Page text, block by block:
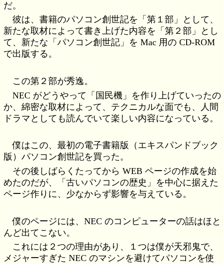
だ。
彼は、書籍のパソコン創世記を「第１部」として、
新たな取材によって書き上げた内容を「第２部」とし
て、新たな「パソコン創世記」を Mac 用の CD-ROM
で出版する。
この第２部が秀逸。
NEC がどうやって「国民機」を作り上げていったの
か、綿密な取材によって、テクニカルな面でも、人間
ドラマとしても読んでいて楽しい内容になっている。
僕はこの、最初の電子書籍版（エキスパンドブック
版）パソコン創世記を買った。
その後しばらくたってから WEB ページの作成を始
めたのだが、「古いパソコンの歴史」を中心に据えた
ページ作りに、少なからず影響を与えている。
僕のページには、NEC のコンピューターの話はほと
んど出てこない。
これには２つの理由があり、１つは僕が天邪鬼で、
メジャーすぎた NEC のマシンを避けてパソコンを使